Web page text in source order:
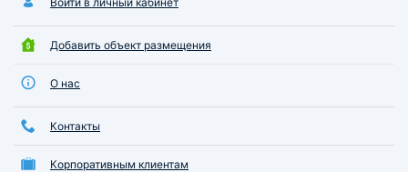
Добавить объект размещения
О нас
Контакты
Корпоративным клиентам